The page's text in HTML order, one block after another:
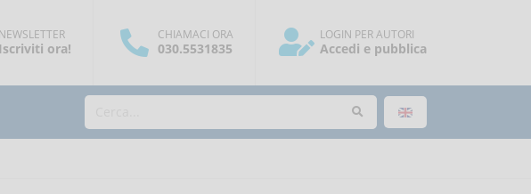
NEWSLETTER
Iscriviti ora!
CHIAMACI ORA
030.5531835
LOGIN PER AUTORI
Accedi e pubblica